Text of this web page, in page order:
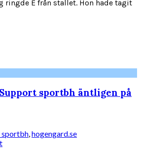
ringde E från stallet. Hon hade tagit
sportbh äntligen på
,hogengard.se